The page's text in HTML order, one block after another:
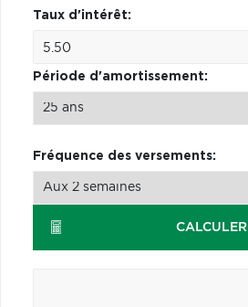
Taux d'intérêt:
Période d'amortissement:
Fréquence des versements:
CALCULER